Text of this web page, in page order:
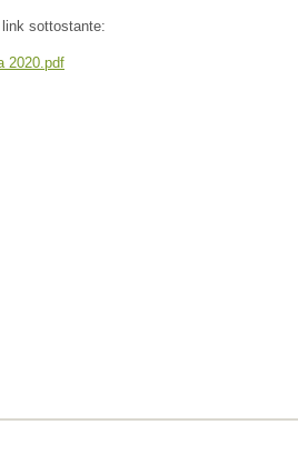
sottostante:
2020.pdf